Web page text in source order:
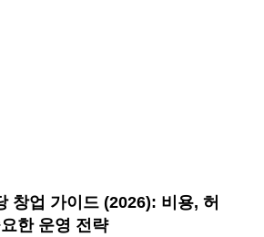
창업 가이드 (2026): 비용, 허
한 운영 전략